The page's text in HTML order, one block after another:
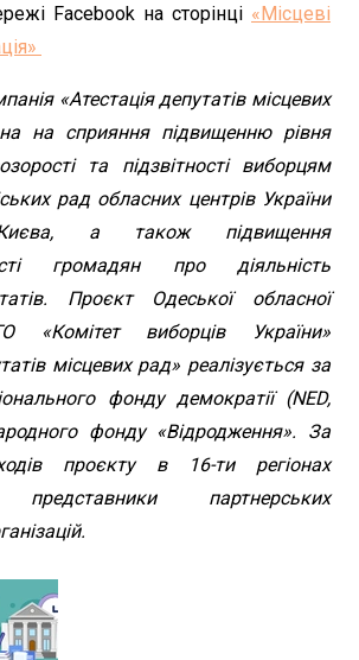
Facebook на сторінці «Місцеві
«Атестація депутатів місцевих
на сприяння підвищенню рівня
та підзвітності виборцям
рад обласних центрів України
а також підвищення
громадян про діяльність
Проєкт Одеської обласної
«Комітет виборців України»
місцевих рад» реалізується за
фонду демократії (NED,
фонду «Відродження». За
проєкту в 16-ти регіонах
представники партнерських